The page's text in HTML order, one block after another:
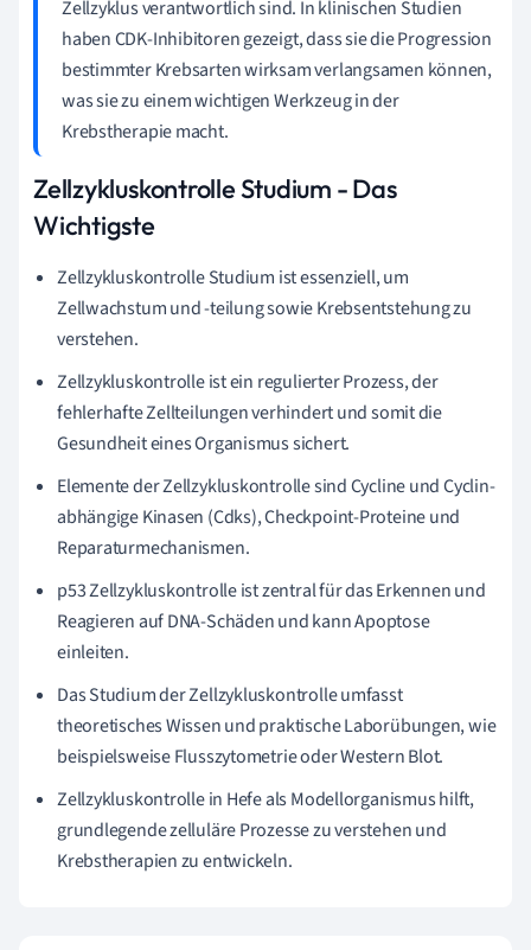
Zellzyklus verantwortlich sind. In klinischen Studien
haben CDK-Inhibitoren gezeigt, dass sie die Progression
bestimmter Krebsarten wirksam verlangsamen können,
was sie zu einem wichtigen Werkzeug in der
Krebstherapie macht.
Zellzykluskontrolle Studium - Das
Wichtigste
Zellzykluskontrolle Studium ist essenziell, um
Zellwachstum und -teilung sowie Krebsentstehung zu
verstehen.
Zellzykluskontrolle ist ein regulierter Prozess, der
fehlerhafte Zellteilungen verhindert und somit die
Gesundheit eines Organismus sichert.
Elemente der Zellzykluskontrolle sind Cycline und Cyclin-
abhängige Kinasen (Cdks), Checkpoint-Proteine und
Reparaturmechanismen.
p53 Zellzykluskontrolle ist zentral für das Erkennen und
Reagieren auf DNA-Schäden und kann Apoptose
einleiten.
Das Studium der Zellzykluskontrolle umfasst
theoretisches Wissen und praktische Laborübungen, wie
beispielsweise Flusszytometrie oder Western Blot.
Zellzykluskontrolle in Hefe als Modellorganismus hilft,
grundlegende zelluläre Prozesse zu verstehen und
Krebstherapien zu entwickeln.